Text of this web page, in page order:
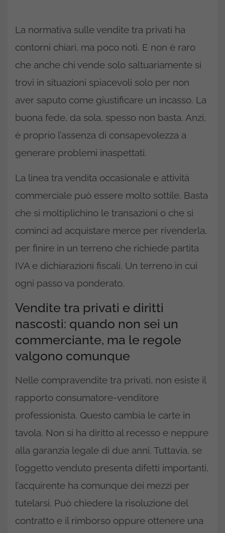
La normativa sulle vendite tra privati ha
contorni chiari, ma poco noti. E non è raro
che anche chi vende solo saltuariamente si
trovi in situazioni spiacevoli solo per non
aver saputo come giustificare un incasso. La
buona fede, da sola, spesso non basta. Anzi,
è proprio l’assenza di consapevolezza a
generare problemi inaspettati.
La linea tra vendita occasionale e attività
commerciale può essere molto sottile. Basta
che si moltiplichino le transazioni o che si
cominci ad acquistare merce per rivenderla,
per finire in un terreno che richiede partita
IVA e dichiarazioni fiscali. Un terreno in cui
ogni passo va ponderato.
Vendite tra privati e diritti
nascosti: quando non sei un
commerciante, ma le regole
valgono comunque
Nelle compravendite tra privati, non esiste il
rapporto consumatore-venditore
professionista. Questo cambia le carte in
tavola. Non si ha diritto al recesso e neppure
alla garanzia legale di due anni. Tuttavia, se
l’oggetto venduto presenta difetti importanti,
l’acquirente ha comunque dei mezzi per
tutelarsi. Può chiedere la risoluzione del
contratto e il rimborso oppure ottenere una